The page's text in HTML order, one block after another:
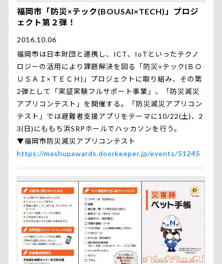
福岡市「防災×テック(BOUSAI×TECH)」プロジ
ェクト第２弾！
2016.10.06
福岡市は日本財団と連携し、ICT、IoTといったテクノ
ロジーの活用により課題解決を図る「防災×テック(ＢＯ
ＵＳＡＩ×ＴＥＣＨ)」プロジェクトに取り組み、その第
2弾として「実証実験フルサポート事業」、「防災減災
アプリコンテスト」を開催する。「防災減災アプリコン
テスト」では避難者支援アプリをテーマに10/22(土)、2
3(日)にももち浜SRPホールでハッカソンを行う。
▼福岡市防災減災アプリコンテスト
https://mashupawards.doorkeeper.jp/events/51245